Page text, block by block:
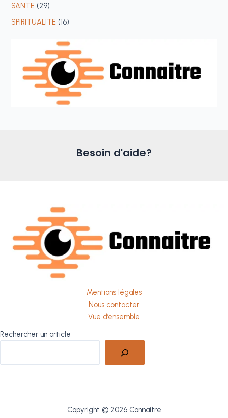
SANTE (29)
SPIRITUALITE (16)
Besoin d'aide?
Mentions légales
Nous contacter
Vue d’ensemble
Rechercher un article
Copyright © 2026 Connaitre